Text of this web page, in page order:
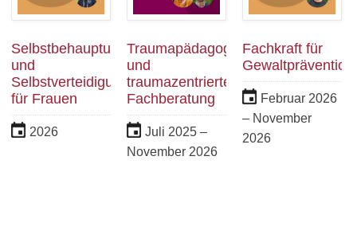
Selbstbehauptung
und
Selbstverteidigung
für Frauen
2026
Traumapädagogik
und
traumazentrierte
Fachberatung
Juli 2025 –
November 2026
Fachkraft für
Gewaltprävention
Februar 2026
– November
2026